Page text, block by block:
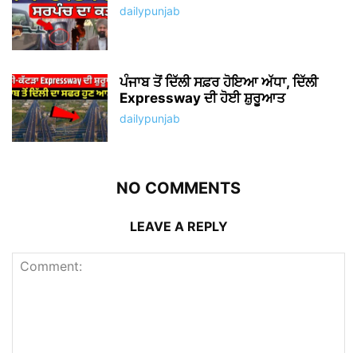
dailypunjab
ਪੰਜਾਬ ਤੋਂ ਦਿੱਲੀ ਸਫ਼ਰ ਹੋਇਆ ਅੱਧਾ, ਦਿੱਲੀ
Expressway ਦੀ ਹੋਈ ਸ਼ੁਰੂਆਤ
dailypunjab
NO COMMENTS
LEAVE A REPLY